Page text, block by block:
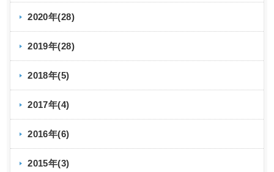
2020年(28)
2019年(28)
2018年(5)
2017年(4)
2016年(6)
2015年(3)